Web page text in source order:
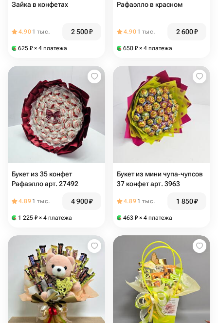
Зайка в конфетах
4.90 1 тыс. 2 500₽
625 ₽ × 4 платежа
Рафаэлло в красном
4.90 1 тыс. 2 600₽
650 ₽ × 4 платежа
Букет из 35 конфет
Рафаэлло арт. 27492
4.89 1 тыс. 4 900₽
1 225 ₽ × 4 платежа
Букет из мини чупа-чупсов
37 конфет арт. 3963
4.89 1 тыс. 1 850₽
463 ₽ × 4 платежа